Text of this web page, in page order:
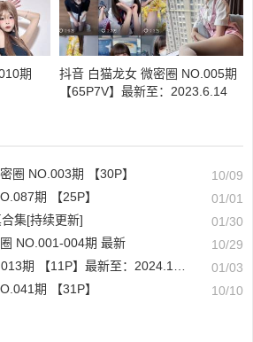
期
抖音 白猫龙女 微密圈 NO.005期
【65P7V】最新至：2023.6.14
圈 NO.003期 【30P】
10/09
期 【25P】
01/01
集[持续更新]
01/30
NO.001-004期 最新
10/29
期 【11P】最新至：2024.1.01
01/03
期 【31P】 10/10